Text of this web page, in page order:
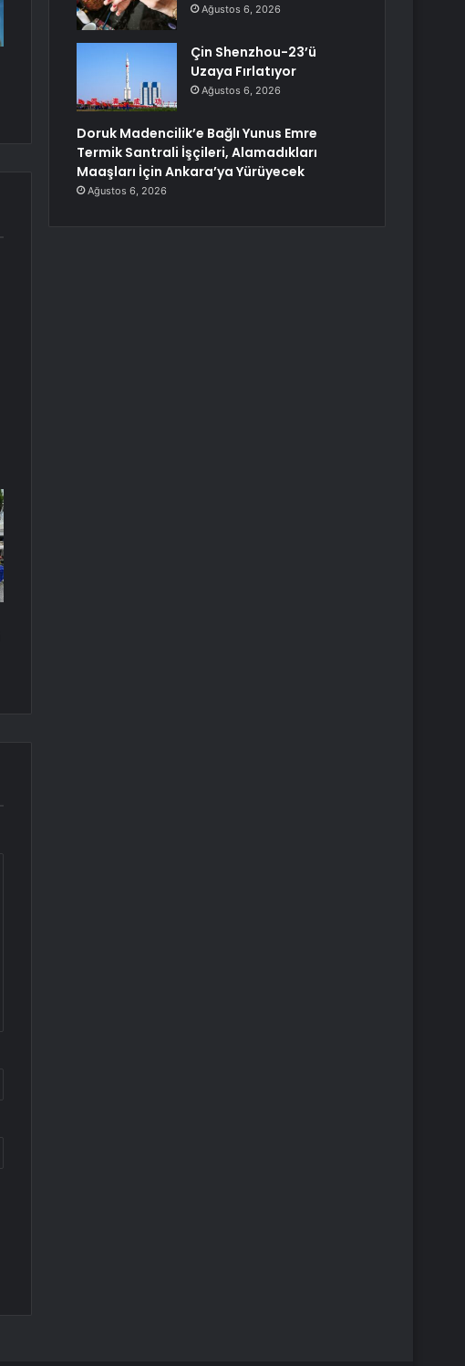
Ağustos 6, 2026
Çin Shenzhou-23’ü
Uzaya Fırlatıyor
Ağustos 6, 2026
Doruk Madencilik’e Bağlı Yunus Emre
Termik Santrali İşçileri, Alamadıkları
Maaşları İçin Ankara’ya Yürüyecek
Ağustos 6, 2026